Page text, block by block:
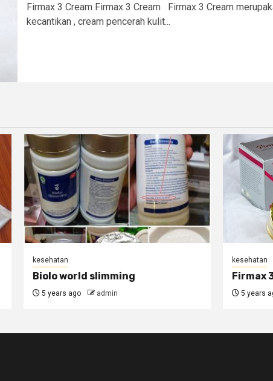
Firmax 3 Cream Firmax 3 Cream Firmax 3 Cream
kecantikan , cream pencerah kulit...
kesehatan
Biolo world slimming
5 years ago admin
kesehatan
Firmax
5 years